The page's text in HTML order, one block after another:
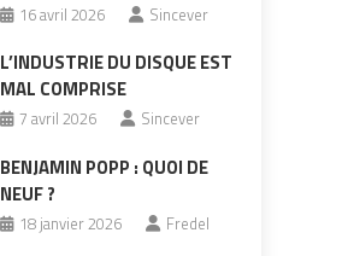
16 avril 2026 Sincever
L’INDUSTRIE DU DISQUE EST
MAL COMPRISE
7 avril 2026 Sincever
BENJAMIN POPP : QUOI DE
NEUF ?
18 janvier 2026 Fredel